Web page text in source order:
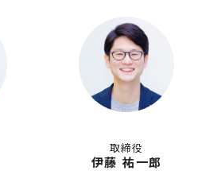
取締役
伊藤 祐一郎